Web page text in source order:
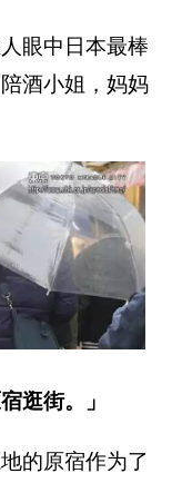
眼中日本最棒
酒小姐，妈妈
逛街。」
的原宿作为了